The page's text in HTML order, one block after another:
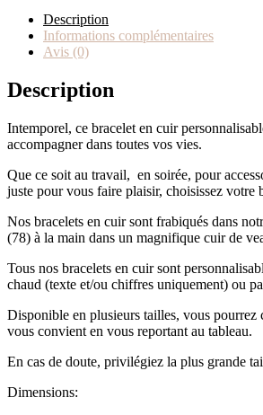
Description
Informations complémentaires
Avis (0)
Description
Intemporel, ce bracelet en cuir
accompagner dans toutes vos vies.
Que ce soit au travail, en soirée, pour
juste pour vous faire plaisir, choisissez votre
Nos bracelets en cuir sont frabiqués dans
(78) à la main dans un magnifique cuir de
Tous nos bracelets en cuir sont
chaud (texte et/ou chiffres uniquement) ou
Disponible en plusieurs tailles, vous pourrez
vous convient en vous reportant au tableau.
En cas de doute, privilégiez la plus grande
Dimensions: